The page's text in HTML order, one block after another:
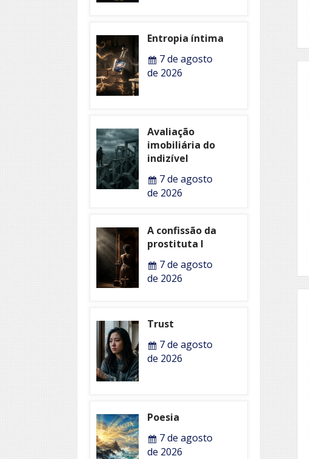
Entropia íntima
7 de agosto
de 2026
Avaliação
imobiliária do
indizível
7 de agosto
de 2026
A confissão da
prostituta I
7 de agosto
de 2026
Trust
7 de agosto
de 2026
Poesia
7 de agosto
de 2026